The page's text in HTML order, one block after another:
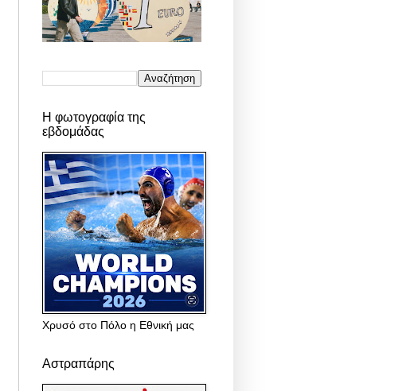
Η φωτογραφία της
εβδομάδας
Χρυσό στο Πόλο η Εθνική μας
Αστραπάρης